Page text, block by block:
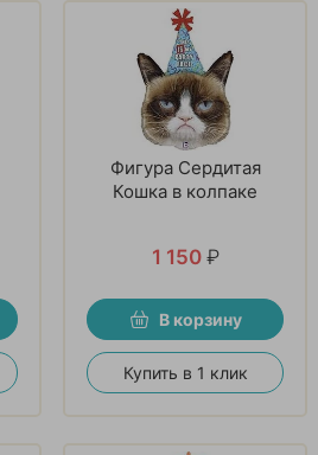
Фигура Сердитая
Кошка в колпаке
1 150 ₽
В корзину
Купить в 1 клик